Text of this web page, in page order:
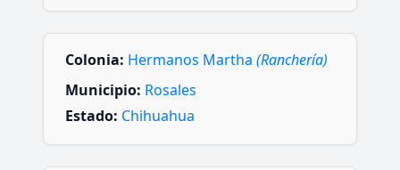
Colonia: Hermanos Martha (Ranchería)
Municipio: Rosales
Estado: Chihuahua